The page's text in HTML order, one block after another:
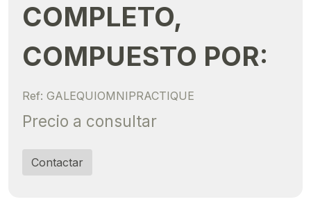
COMPLETO,
COMPUESTO POR:
Ref: GALEQUIOMNIPRACTIQUE
Precio a consultar
Contactar